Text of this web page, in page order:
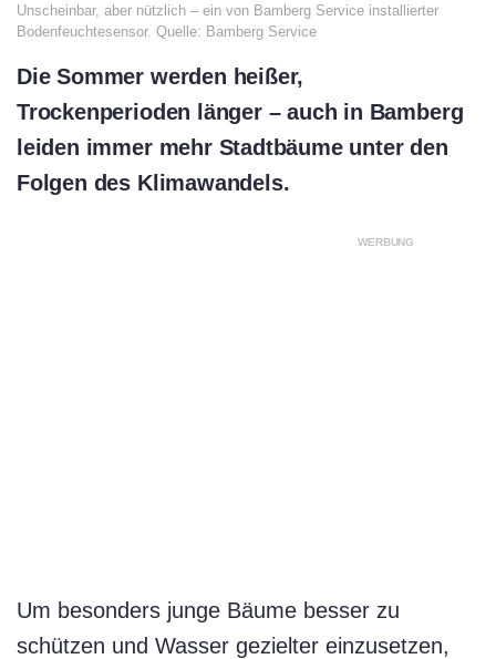
Unscheinbar, aber nützlich – ein von Bamberg Service installierter
Bodenfeuchtesensor. Quelle: Bamberg Service
Die Sommer werden heißer,
Trockenperioden länger – auch in Bamberg
leiden immer mehr Stadtbäume unter den
Folgen des Klimawandels.
WERBUNG
Um besonders junge Bäume besser zu
schützen und Wasser gezielter einzusetzen,